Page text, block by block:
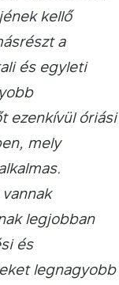
kellő
a
és egyleti
ezenkívül óriási
mely
legjobban
és
legnagyobb